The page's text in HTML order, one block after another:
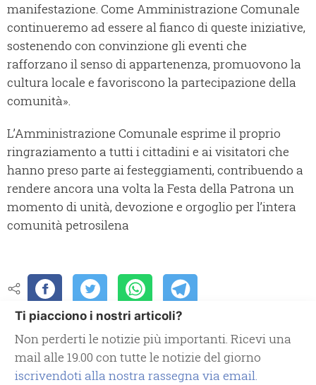
manifestazione. Come Amministrazione Comunale
continueremo ad essere al fianco di queste iniziative,
sostenendo con convinzione gli eventi che
rafforzano il senso di appartenenza, promuovono la
cultura locale e favoriscono la partecipazione della
comunità».
L’Amministrazione Comunale esprime il proprio
ringraziamento a tutti i cittadini e ai visitatori che
hanno preso parte ai festeggiamenti, contribuendo a
rendere ancora una volta la Festa della Patrona un
momento di unità, devozione e orgoglio per l’intera
comunità petrosilena
Ti piacciono i nostri articoli?
Non perderti le notizie più importanti. Ricevi una
mail alle 19.00 con tutte le notizie del giorno
iscrivendoti alla nostra rassegna via email.